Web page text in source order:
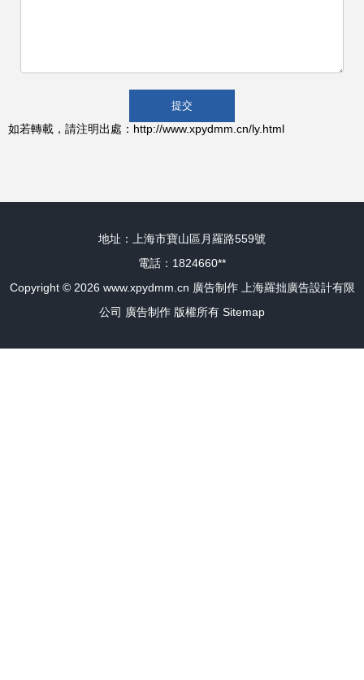
如若轉載，請注明出處：http://www.xpydmm.cn/ly.html
地址：上海市寶山區月羅路559號
電話：1824660**
Copyright © 2026 www.xpydmm.cn 廣告制作
上海羅拙廣告設計有限
公司 廣告制作 版權所有 Sitemap